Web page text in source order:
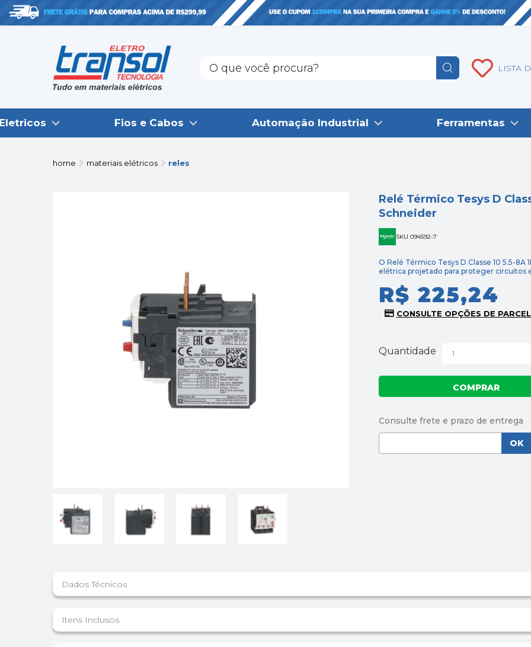
LISTA
Fios e Cabos Automação Industrial Ferramentas
home materiais elétricos reles
Relé Térmico Tesys D
Schneider
SKU 094592-7
O Relé Térmico Tesys D Classe 10 5.5-8A
elétrica projetado para proteger circuitos
R$ 225,24
Quantidade
Dados Técnicos
Itens Inclusos